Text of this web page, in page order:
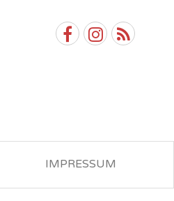
IMPRESSUM